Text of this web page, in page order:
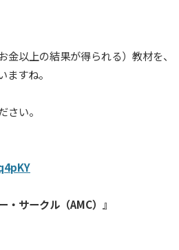
金以上の結果が得られる）教材を、
すね。
さい。
・サークル（AMC）』